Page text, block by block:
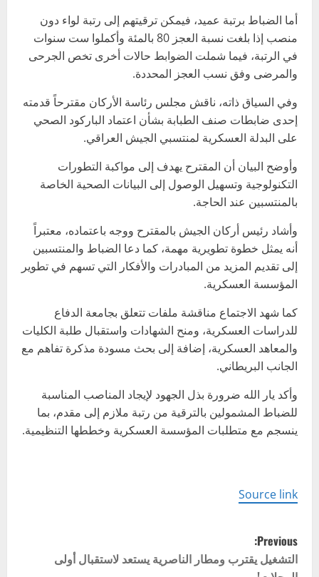
أما الضباط برتبة عميد، فيمكن ترقيتهم إلى رتبة لواء دون
منصب إذا بلغت نسبة العجز 80 بالمئة وأكملوا ست سنوات
في الرتبة، فيما شملت الضوابط حالات أخرى تخص الجرحى
والمرضى وفق نسب العجز المحددة.
وفي السياق ذاته، ناقش مجلس رئاسة الأركان مقترحاً قدمته
إحدى ضابطات صنف الطبابة بشأن اعتماد الباركود الصحي
على البدلة العسكرية لمنتسبي الجيش العراقي.
وأوضح البيان أن المقترح يهدف إلى مواكبة التطورات
التكنولوجية وتسهيل الوصول إلى البيانات الصحية الخاصة
بالمنتسبين عند الحاجة.
وأشاد رئيس أركان الجيش بالمقترح ووجه باعتماده، معتبراً
أنه يمثل خطوة تطويرية مهمة، كما دعا الضباط والمنتسبين
إلى تقديم المزيد من المبادرات والأفكار التي تسهم في تطوير
المؤسسة العسكرية.
كما شهد الاجتماع مناقشة ملفات تتعلق بجامعة الدفاع
للدراسات العسكرية، ومنح الشهادات واستقبال طلبة الكليات
والمعاهد العسكرية، إضافة إلى بحث مسودة مذكرة تفاهم مع
الجانب البريطاني.
وأكد يار الله ضرورة بذل الجهود لإيجاد المناصب المناسبة
للضباط المشمولين بالترقية من رتبة ملازم إلى مقدم، بما
ينسجم مع متطلبات المؤسسة العسكرية وخططها التنظيمية.
Source link
P
o
Previous:
التشغيل يقترب ومطار الناصرية يستعد لاستقبال أولى